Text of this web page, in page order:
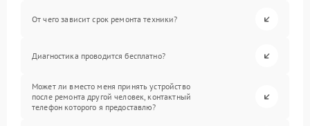
От чего зависит срок ремонта техники?
Диагностика проводится бесплатно?
Может ли вместо меня принять устройство
после ремонта другой человек, контактный
телефон которого я предоставлю?